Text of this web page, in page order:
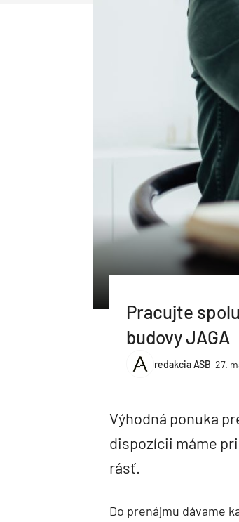
Pracujte
budovy JAGA
redakcia ASB-27.
Výhodná ponuka
dispozícii máme
rásť.
Do prenájmu dávame